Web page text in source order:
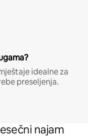
idealne za
preseljenja.
najam